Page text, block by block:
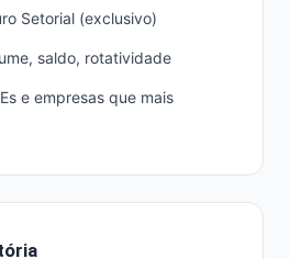
Setorial (exclusivo)
saldo, rotatividade
e empresas que mais